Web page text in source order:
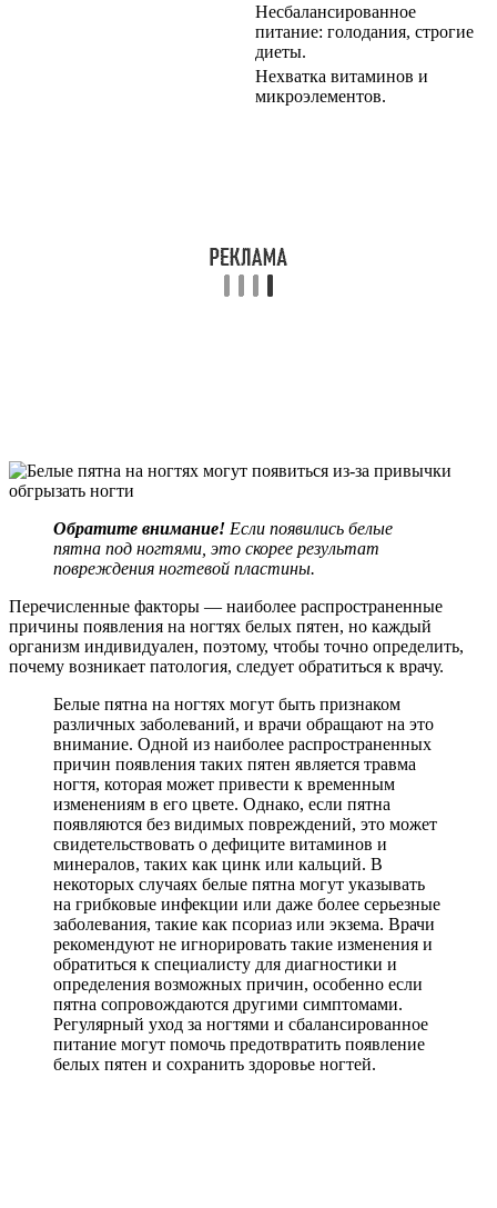
Несбалансированное
питание: голодания, строгие
диеты.
Нехватка витаминов и
микроэлементов.
Обратите внимание! Если появились белые
пятна под ногтями, это скорее результат
повреждения ногтевой пластины.
Перечисленные факторы — наиболее распространенные
причины появления на ногтях белых пятен, но каждый
организм индивидуален, поэтому, чтобы точно определить,
почему возникает патология, следует обратиться к врачу.
Белые пятна на ногтях могут быть признаком
различных заболеваний, и врачи обращают на это
внимание. Одной из наиболее распространенных
причин появления таких пятен является травма
ногтя, которая может привести к временным
изменениям в его цвете. Однако, если пятна
появляются без видимых повреждений, это может
свидетельствовать о дефиците витаминов и
минералов, таких как цинк или кальций. В
некоторых случаях белые пятна могут указывать
на грибковые инфекции или даже более серьезные
заболевания, такие как псориаз или экзема. Врачи
рекомендуют не игнорировать такие изменения и
обратиться к специалисту для диагностики и
определения возможных причин, особенно если
пятна сопровождаются другими симптомами.
Регулярный уход за ногтями и сбалансированное
питание могут помочь предотвратить появление
белых пятен и сохранить здоровье ногтей.